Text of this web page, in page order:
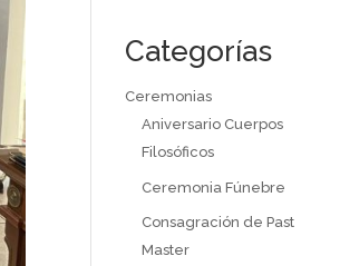
Categorías
Ceremonias
Aniversario Cuerpos
Filosóficos
Ceremonia Fúnebre
Consagración de Past
Master